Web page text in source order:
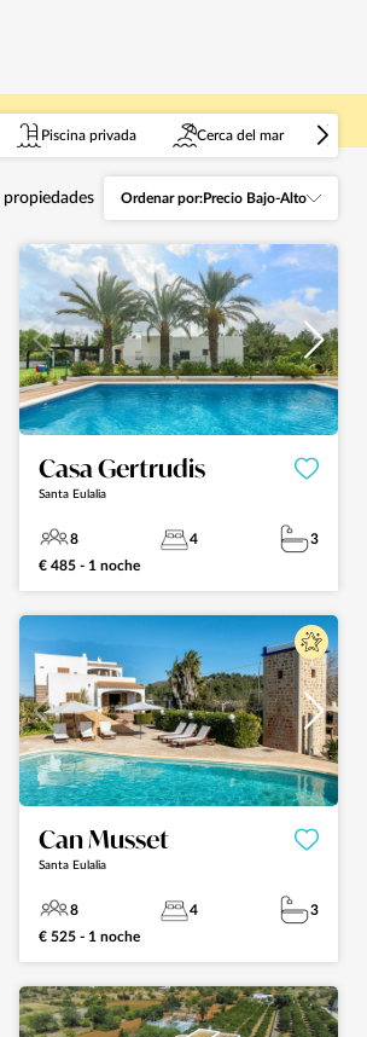
Piscina privada Cerca del mar
propiedades Ordenar por:Precio Bajo-Alto
Casa Gertrudis
Santa Eulalia
8 4
3
€ 485 - 1 noche
Can Musset
Santa Eulalia
8 4
3
€ 525 - 1 noche